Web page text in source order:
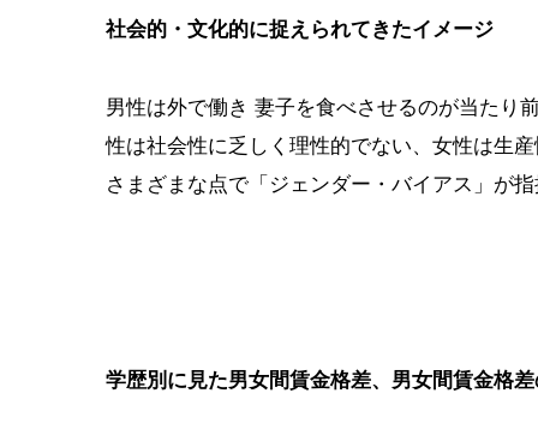
社会的・文化的に捉えられてきたイメージ
男性は外で働き 妻子を食べさせるのが当たり
性は社会性に乏しく理性的でない、女性は生
さまざまな点で「ジェンダー・バイアス」が
学歴別に見た男女間賃金格差、男女間賃金格